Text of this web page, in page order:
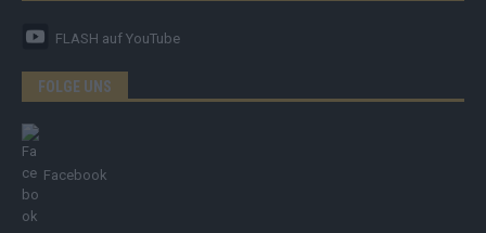
FLASH auf YouTube
FOLGE UNS
Facebook